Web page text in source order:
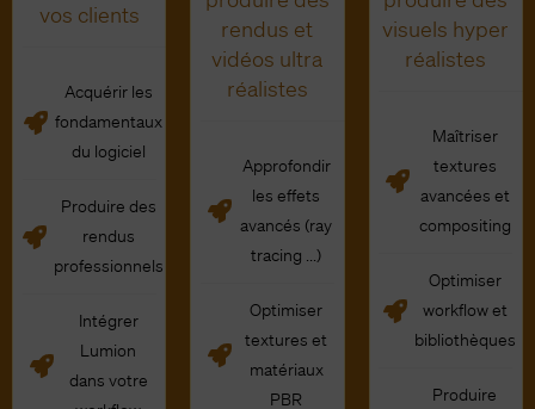
vos clients
Acquérir les
fondamentaux
du logiciel
Produire des
rendus
professionnels
Intégrer
Lumion
dans votre
rendus et
vidéos ultra
réalistes
Approfondir
les effets
avancés (ray
tracing ...)
Optimiser
textures et
matériaux
PBR
visuels hyper
réalistes
Maîtriser
textures
avancées et
compositing
Optimiser
workflow et
bibliothèques
Produire